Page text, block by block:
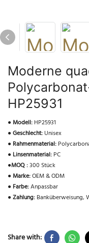
Moderne
HP25931
●Modell: HP25931
●Geschlecht: Unisex
● Rahmenmaterial:
● Linsenmaterial: PC
●MOQ :300 Stück
●Marke:OEM & ODM
● Farbe:Anpassbar
●Zahlung: Banküberweisung,
Share with: